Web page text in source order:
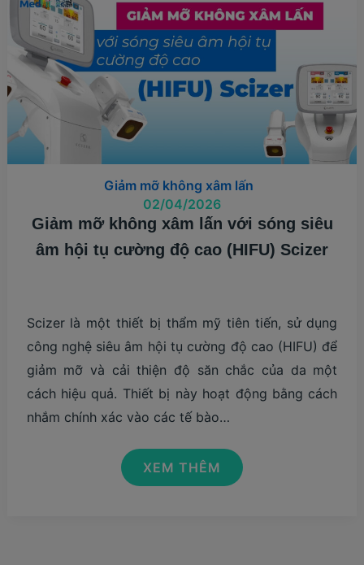
LỰA
CHỌN
THÔNG
MINH
CHO
MẸ
HIỆN
ĐẠI
Giảm mỡ không xâm lấn với sóng siêu
âm hội tụ cường độ cao (HIFU) Scizer
Giảm mỡ không xâm lấn
02/04/2026
Scizer là một thiết bị thẩm mỹ tiên tiến, sử dụng
công nghệ siêu âm hội tụ cường độ cao (HIFU) để
giảm mỡ và cải thiện độ săn chắc của da một
cách hiệu quả. Thiết bị này hoạt động bằng cách
nhắm chính xác vào các tế bào…
GIẢM
XEM THÊM